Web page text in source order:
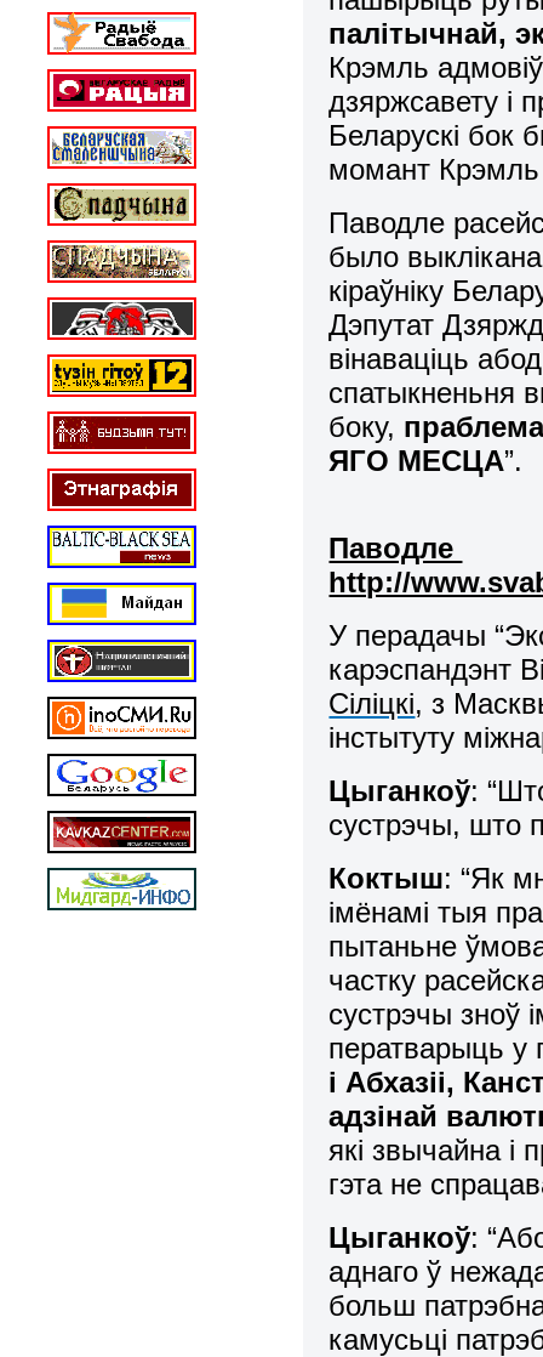
палітычнай,
Крэмль
дзяржсавету і
Беларускі бок
момант Крэмль
Паводле
было
кіраўніку
Дэпутат
вінаваціць
спатыкненьня
боку,
ЯГО МЕСЦА”.
Паводле
http://
У перадачы
карэспандэнт
Сіліцкі, з
інстытуту
Цыганкоў:
сустрэчы, што
Коктыш: “Як
імёнамі тыя
пытаньне
частку
сустрэчы зноў
ператварыць у
і Абхазіі,
адзінай
які звычайна
гэта не
Цыганкоў:
аднаго ў
больш
камусьці